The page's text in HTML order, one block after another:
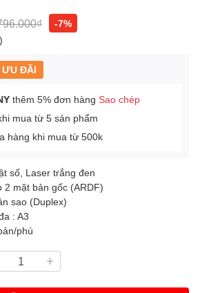
-7%
)
ƯU ĐÃI
thêm 5% đơn hàng Sao chép
mua từ 5 sản phẩm
hàng khi mua từ 500k
số, Laser trắng đen
2 mặt bản gốc (ARDF)
sao (Duplex)
: A3
phú